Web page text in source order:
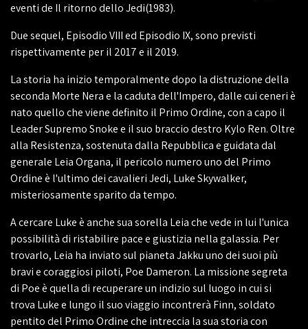
eventi de Il ritorno dello Jedi(1983).
Due sequel, Episodio VIII ed Episodio IX, sono previsti
rispettivamente per il 2017 e il 2019.
La storia ha inizio temporalmente dopo la distruzione della
seconda Morte Nera e la caduta dell'Impero, dalle cui ceneri è
nato quello che viene definito il Primo Ordine, con a capo il
Leader Supremo Snoke e il suo braccio destro Kylo Ren. Oltre
alla Resistenza, sostenuta dalla Repubblica e guidata dal
generale Leia Organa, il pericolo numero uno del Primo
Ordine è l'ultimo dei cavalieri Jedi, Luke Skywalker,
misteriosamente sparito da tempo.
A cercare Luke è anche sua sorella Leia che vede in lui l'unica
possibilità di ristabilire pace e giustizia nella galassia. Per
trovarlo, Leia ha inviato sul pianeta Jakku uno dei suoi più
bravi e coraggiosi piloti, Poe Dameron. La missione segreta
di Poe è quella di recuperare un indizio sul luogo in cui si
trova Luke e lungo il suo viaggio incontrerà Finn, soldato
pentito del Primo Ordine che intreccia la sua storia con